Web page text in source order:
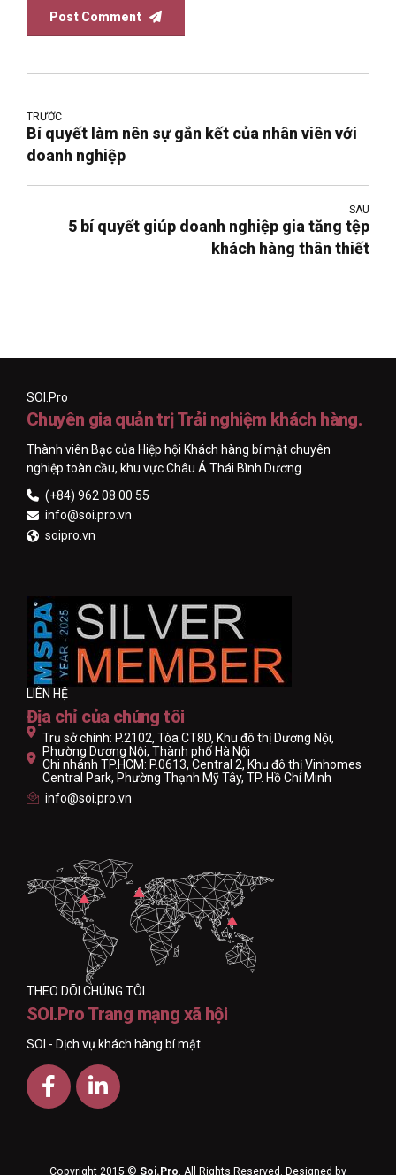
Post Comment
TRƯỚC
Bí quyết làm nên sự gắn kết của nhân viên với
doanh nghiệp
SAU
5 bí quyết giúp doanh nghiệp gia tăng tệp
khách hàng thân thiết
SOI.Pro
Chuyên gia quản trị Trải nghiệm khách hàng.
Thành viên Bạc của Hiệp hội Khách hàng bí mật chuyên
nghiệp toàn cầu, khu vực Châu Á Thái Bình Dương
(+84) 962 08 00 55
info@soi.pro.vn
soipro.vn
LIÊN HỆ
Địa chỉ của chúng tôi
Trụ sở chính: P.2102, Tòa CT8D, Khu đô thị Dương Nội,
Phường Dương Nội, Thành phố Hà Nội
Chi nhánh TP.HCM: P.0613, Central 2, Khu đô thị Vinhomes
Central Park, Phường Thạnh Mỹ Tây, TP. Hồ Chí Minh
info@soi.pro.vn
THEO DÕI CHÚNG TÔI
SOI.Pro Trang mạng xã hội
SOI - Dịch vụ khách hàng bí mật
Copyright 2015 © Soi.Pro. All Rights Reserved. Designed by